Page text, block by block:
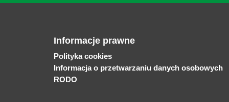
Informacje prawne
Polityka cookies
Informacja o przetwarzaniu danych osobowych
RODO